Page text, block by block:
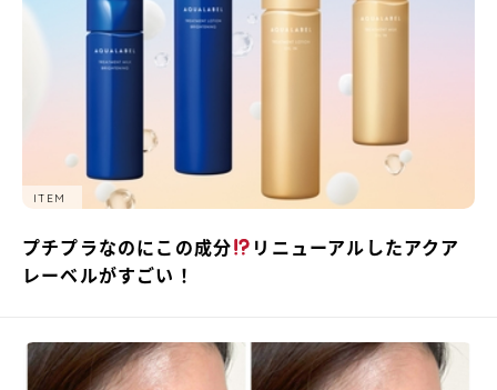
ITEM
プチプラなのにこの成分
リニューアルしたアクア
レーベルがすごい！